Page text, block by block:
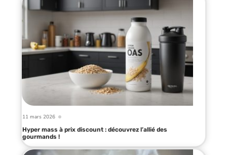
11 mars 2026
Hyper mass à prix discount : découvrez l’allié des
gourmands !